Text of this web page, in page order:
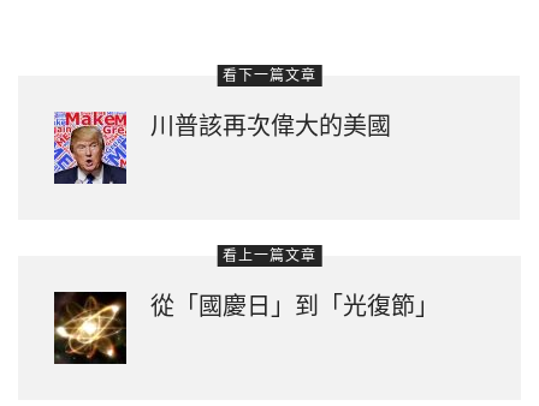
看下一篇文章
川普該再次偉大的美國
看上一篇文章
從「國慶日」到「光復節」